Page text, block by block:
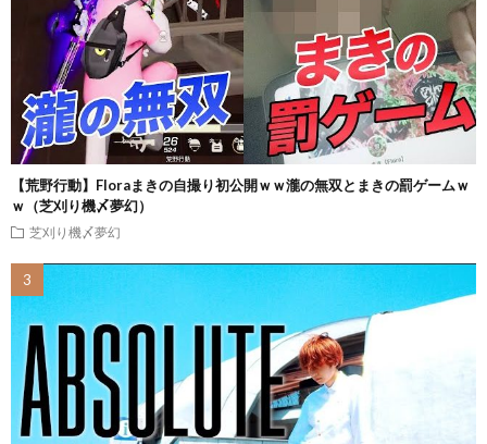
【荒野行動】Floraまきの自撮り初公開ｗｗ瀧の無双とまきの罰ゲームｗ
ｗ（芝刈り機〆夢幻）
芝刈り機〆夢幻